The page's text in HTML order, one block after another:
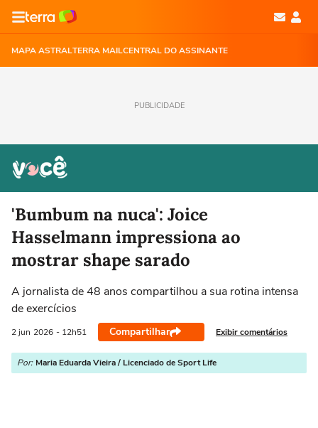
MAPA ASTRALTERRA MAILCENTRAL DO ASSINANTE
PUBLICIDADE
'Bumbum na nuca': Joice
Hasselmann impressiona ao
mostrar shape sarado
A jornalista de 48 anos compartilhou a sua rotina intensa
de exercícios
2 jun 2026 - 12h51 Compartilhar Exibir comentários
Por: Maria Eduarda Vieira / Licenciado de Sport Life